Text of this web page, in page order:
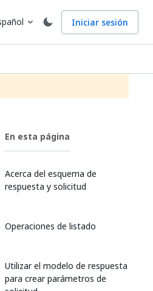
expand_more Iniciar sesión
En esta página
Acerca del esquema de
respuesta y solicitud
Operaciones de listado
Utilizar el modelo de respuesta
para crear parámetros de